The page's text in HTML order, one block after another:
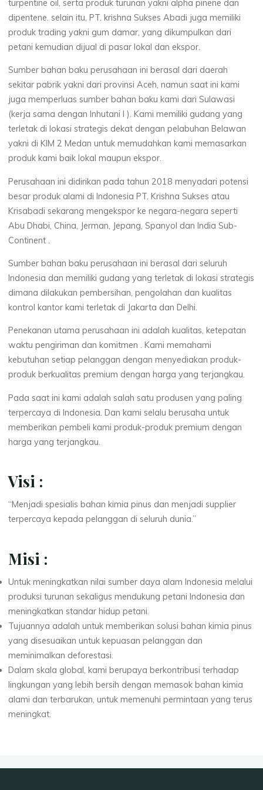
turpentine oil, serta produk turunan yakni alpha pinene dan
dipentene. selain itu, PT. krishna Sukses Abadi juga memiliki
produk trading yakni gum damar, yang dikumpulkan dari
petani kemudian dijual di pasar lokal dan ekspor.
Sumber bahan baku perusahaan ini berasal dari daerah
sekitar pabrik yakni dari provinsi Aceh, namun saat ini kami
juga memperluas sumber bahan baku kami dari Sulawasi
(kerja sama dengan Inhutani I ). Kami memiliki gudang yang
terletak di lokasi strategis dekat dengan pelabuhan Belawan
yakni di KIM 2 Medan untuk memudahkan kami memasarkan
produk kami baik lokal maupun ekspor.
Perusahaan ini didirikan pada tahun 2018 menyadari potensi
besar produk alami di Indonesia PT. Krishna Sukses atau
Krisabadi sekarang mengekspor ke negara-negara seperti
Abu Dhabi, China, Jerman, Jepang, Spanyol dan India Sub-
Continent .
Sumber bahan baku perusahaan ini berasal dari seluruh
Indonesia dan memiliki gudang yang terletak di lokasi strategis
dimana dilakukan pembersihan, pengolahan dan kualitas
kontrol kantor kami terletak di Jakarta dan Delhi.
Penekanan utama perusahaan ini adalah kualitas, ketepatan
waktu pengiriman dan komitmen . Kami memahami
kebutuhan setiap pelanggan dengan menyediakan produk-
produk berkualitas premium dengan harga yang terjangkau.
Pada saat ini kami adalah salah satu produsen yang paling
terpercaya di Indonesia. Dan kami selalu berusaha untuk
memberikan pembeli kami produk-produk premium dengan
harga yang terjangkau.
Visi :
“Menjadi spesialis bahan kimia pinus dan menjadi supplier
terpercaya kepada pelanggan di seluruh dunia.”
Misi :
Untuk meningkatkan nilai sumber daya alam Indonesia melalui
produksi turunan sekaligus mendukung petani Indonesia dan
meningkatkan standar hidup petani.
Tujuannya adalah untuk memberikan solusi bahan kimia pinus
yang disesuaikan untuk kepuasan pelanggan dan
meminimalkan deforestasi.
⁠Dalam skala global, kami berupaya berkontribusi terhadap
lingkungan yang lebih bersih dengan memasok bahan kimia
alami dan terbarukan, untuk memenuhi permintaan yang terus
meningkat.